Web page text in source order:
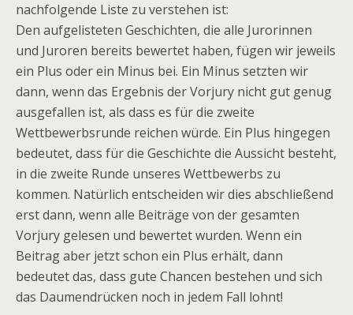
nachfolgende Liste zu verstehen ist:
Den aufgelisteten Geschichten, die alle Jurorinnen
und Juroren bereits bewertet haben, fügen wir jeweils
ein Plus oder ein Minus bei. Ein Minus setzten wir
dann, wenn das Ergebnis der Vorjury nicht gut genug
ausgefallen ist, als dass es für die zweite
Wettbewerbsrunde reichen würde. Ein Plus hingegen
bedeutet, dass für die Geschichte die Aussicht besteht,
in die zweite Runde unseres Wettbewerbs zu
kommen. Natürlich entscheiden wir dies abschließend
erst dann, wenn alle Beiträge von der gesamten
Vorjury gelesen und bewertet wurden. Wenn ein
Beitrag aber jetzt schon ein Plus erhält, dann
bedeutet das, dass gute Chancen bestehen und sich
das Daumendrücken noch in jedem Fall lohnt!